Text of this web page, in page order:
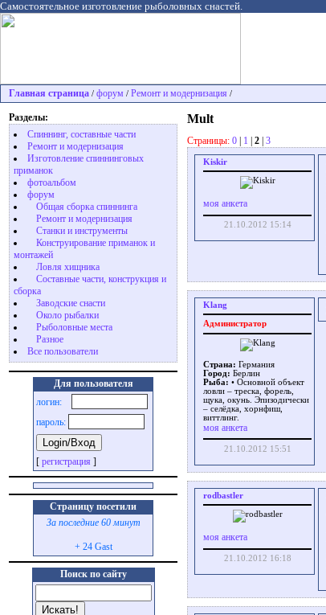
Самостоятельное изготовление рыболовных снастей.
Главная страница / форум / Ремонт и модернизация /
Разделы:
Спиннинг, составные части
Ремонт и модернизация
Изготовление спиннинговых
приманок
фотоальбом
форум
Общая сборка спиннинга
Ремонт и модернизация
Станки и инструменты
Конструирование приманок и
монтажей
Ловля хищника
Cоставные части, конструкция и
сборка
Заводские снасти
Около рыбалки
Рыболовные места
Разное
Все пользователи
Для пользователя
логин:
пароль:
[ регистрация ]
Страницу посетили
За последние 60 минут
+ 24 Gast
Поиск по сайту
Mult
Страницы: 0 | 1 | 2 | 3
Kiskir
моя анкета
21.10.2012 15:14
Klang
Администратор
Страна: Германия
Город: Берлин
Рыба: • Основной объект
ловли – треска, форель,
щука, окунь. Эпизодически
– селёдка, хорнфиш,
виттлинг.
моя анкета
21.10.2012 15:51
rodbastler
моя анкета
21.10.2012 16:18